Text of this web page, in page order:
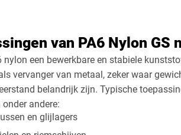
van PA6 Nylon GS
nylon een bewerkbare en stabiele
vervanger van metaal, zeker waar
belandrijk zijn. Typische
andere:
en glijlagers